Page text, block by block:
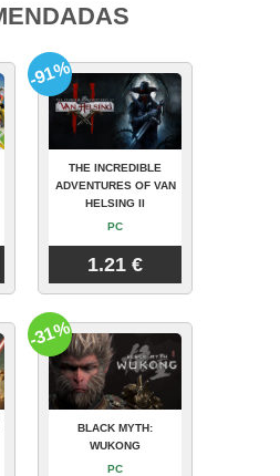
THE INCREDIBLE
ADVENTURES OF VAN
HELSING II
PC
1.21 €
-91%
BLACK MYTH:
WUKONG
PC
-31%